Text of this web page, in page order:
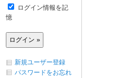
ログイン情報を記
憶
新規ユーザー登録
パスワードをお忘れ